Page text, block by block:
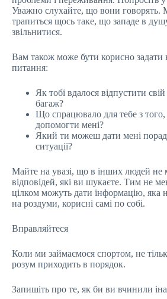
Уважно слухайте, що вони говорять.
трапиться щось таке, що западе в
звільнитися.
Вам також може бути корисно задати
питання:
Як тобі вдалося відпустити
багаж?
Що спрацювало для тебе з
допомогти мені?
Який ти можеш дати мені
ситуації?
Майте на увазі, що в інших людей не
відповідей, які ви шукаєте. Тим не
цілком можуть дати інформацію, яка
на роздуми, корисні самі по собі.
Вправляйтеся
Коли ми займаємося спортом, не
розум приходить в порядок.
Запишіть про те, як би ви вчинили